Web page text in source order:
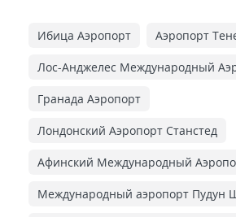
Ибица Аэропорт Аэропорт
Лос-Анджелес Международный
Гранада Аэропорт
Лондонский Аэропорт Станстед
Афинский Международный
Международный аэропорт Пудун